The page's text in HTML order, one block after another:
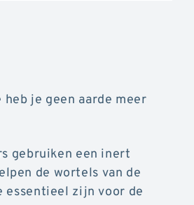
je geen aarde meer
gebruiken een inert
de wortels van de
essentieel zijn voor de